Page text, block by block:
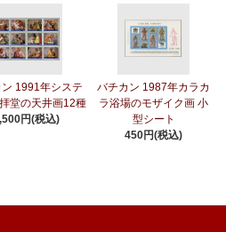
1991年システ
堂の天井画12種
円(税込)
バチカン 1987年カラカ
ラ浴場のモザイク画 小
型シート
450円(税込)